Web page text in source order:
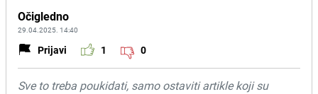
Očigledno
29.04.2025. 14:40
Prijavi 1 0
Sve to treba poukidati, samo ostaviti artikle koji su